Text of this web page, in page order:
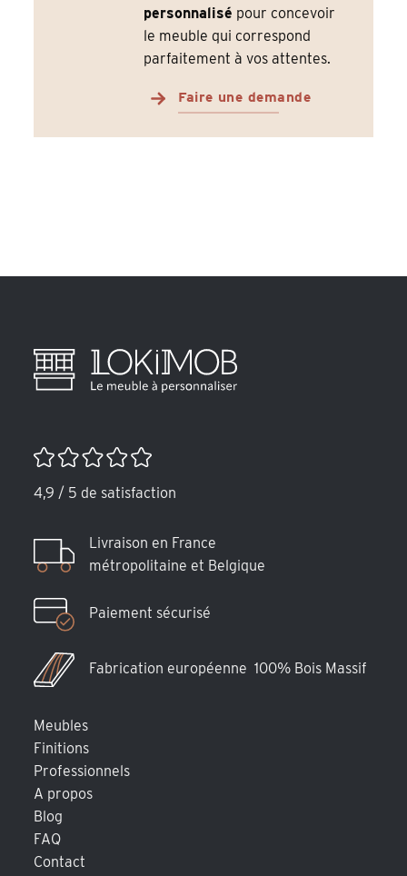
personnalisé pour concevoir
le meuble qui correspond
parfaitement à vos attentes.
Faire une demande
4,9 / 5 de satisfaction
Livraison en France
métropolitaine et Belgique
Paiement sécurisé
Fabrication européenne 100% Bois Massif
Meubles
Finitions
Professionnels
A propos
Blog
FAQ
Contact